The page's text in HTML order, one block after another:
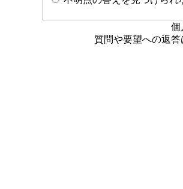
個
質問や要望への返